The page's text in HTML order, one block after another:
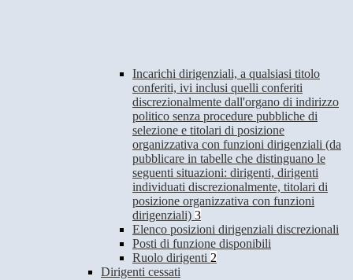
Incarichi dirigenziali, a qualsiasi titolo
conferiti, ivi inclusi quelli conferiti
discrezionalmente dall'organo di indirizzo
politico senza procedure pubbliche di
selezione e titolari di posizione
organizzativa con funzioni dirigenziali (da
pubblicare in tabelle che distinguano le
seguenti situazioni: dirigenti, dirigenti
individuati discrezionalmente, titolari di
posizione organizzativa con funzioni
dirigenziali) 3
Elenco posizioni dirigenziali discrezionali
Posti di funzione disponibili
Ruolo dirigenti 2
Dirigenti cessati